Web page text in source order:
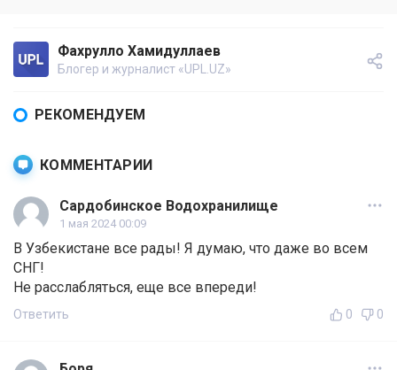
Фахрулло Хамидуллаев
Блогер и журналист «UPL.UZ»
РЕКОМЕНДУЕМ
КОММЕНТАРИИ
Сардобинское Водохранилище
1 мая 2024 00:09
В Узбекистане все рады! Я думаю, что даже во всем
СНГ!
Не расслабляться, еще все впереди!
Ответить 0 0